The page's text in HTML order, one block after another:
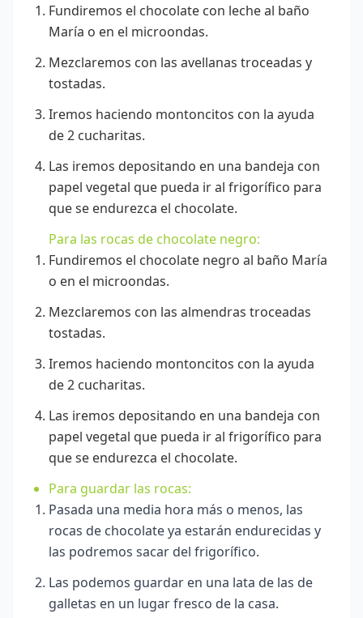
Fundiremos el chocolate con leche al baño
María o en el microondas.
Mezclaremos con las avellanas troceadas y
tostadas.
Iremos haciendo montoncitos con la ayuda
de 2 cucharitas.
Las iremos depositando en una bandeja con
papel vegetal que pueda ir al frigorífico para
que se endurezca el chocolate.
Para las rocas de chocolate negro:
Fundiremos el chocolate negro al baño María
o en el microondas.
Mezclaremos con las almendras troceadas
tostadas.
Iremos haciendo montoncitos con la ayuda
de 2 cucharitas.
Las iremos depositando en una bandeja con
papel vegetal que pueda ir al frigorífico para
que se endurezca el chocolate.
Para guardar las rocas:
Pasada una media hora más o menos, las
rocas de chocolate ya estarán endurecidas y
las podremos sacar del frigorífico.
Las podemos guardar en una lata de las de
galletas en un lugar fresco de la casa.